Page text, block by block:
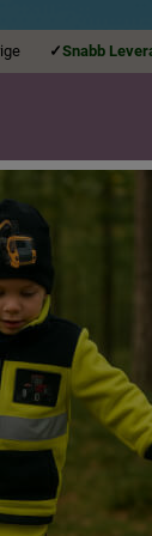
✓Snabb
MÖSSOR M.M!